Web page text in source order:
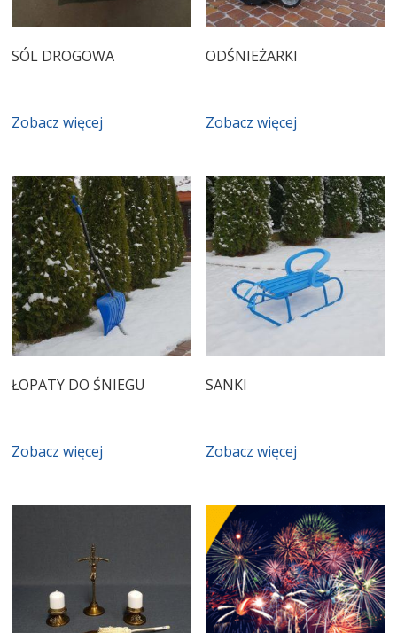
SÓL DROGOWA
Zobacz więcej
ODŚNIEŻARKI
Zobacz więcej
ŁOPATY DO ŚNIEGU
Zobacz więcej
SANKI
Zobacz więcej